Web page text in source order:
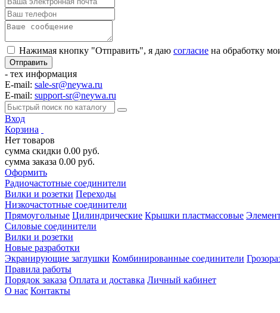
Нажимая кнопку "Отправить", я даю согласие на обработку
- тех информация
E-mail: sale-sr@neywa.ru
E-mail: support-sr@neywa.ru
Вход
Корзина
Нет товаров
сумма скидки 0.00 руб.
сумма заказа 0.00 руб.
Оформить
Радиочастотные соединители
Вилки и розетки Переходы
Низкочастотные соединители
Прямоугольные Цилиндрические Крышки пластмассовые
Силовые соединители
Вилки и розетки
Новые разработки
Экранирующие заглушки Комбинированные соединители
Правила работы
Порядок заказа Оплата и доставка Личный кабинет
О нас Контакты